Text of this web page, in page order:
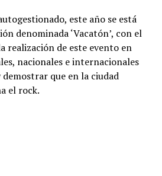
este año se está
denominada ‘Vacatón’, con el
realización de este evento en
nacionales e internacionales
que en la ciudad
el rock.